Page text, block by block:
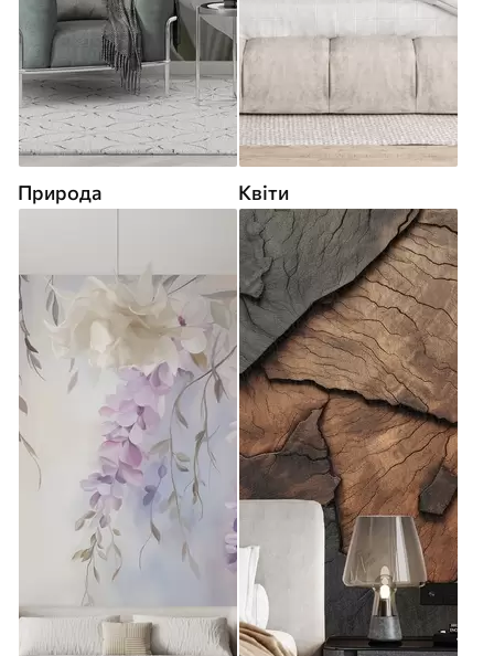
Природа Квіти